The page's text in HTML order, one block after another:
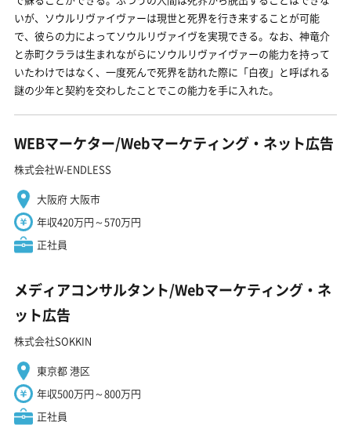
いが、ソウルリヴァイヴァーは現世と死界を行き来することが可能
で、彼らの力によってソウルリヴァイヴを実現できる。なお、神竜介
と赤町クララは生まれながらにソウルリヴァイヴァーの能力を持って
いたわけではなく、一度死んで死界を訪れた際に「白夜」と呼ばれる
謎の少年と契約を交わしたことでこの能力を手に入れた。
WEBマーケター/Webマーケティング・ネット広告
株式会社W-ENDLESS
大阪府 大阪市
年収420万円～570万円
正社員
メディアコンサルタント/Webマーケティング・ネ
ット広告
株式会社SOKKIN
東京都 港区
年収500万円～800万円
正社員